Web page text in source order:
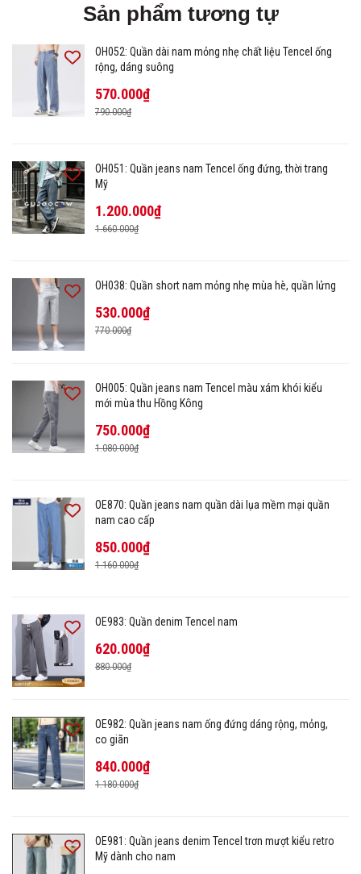
Sản phẩm tương tự
OH052: Quần dài nam mỏng nhẹ chất liệu Tencel ống
rộng, dáng suông
570.000₫
790.000₫
OH051: Quần jeans nam Tencel ống đứng, thời trang
Mỹ
1.200.000₫
1.660.000₫
OH038: Quần short nam mỏng nhẹ mùa hè, quần lửng
530.000₫
770.000₫
OH005: Quần jeans nam Tencel màu xám khói kiểu
mới mùa thu Hồng Kông
750.000₫
1.080.000₫
OE870: Quần jeans nam quần dài lụa mềm mại quần
nam cao cấp
850.000₫
1.160.000₫
OE983: Quần denim Tencel nam
620.000₫
880.000₫
OE982: Quần jeans nam ống đứng dáng rộng, mỏng,
co giãn
840.000₫
1.180.000₫
OE981: Quần jeans denim Tencel trơn mượt kiểu retro
Mỹ dành cho nam